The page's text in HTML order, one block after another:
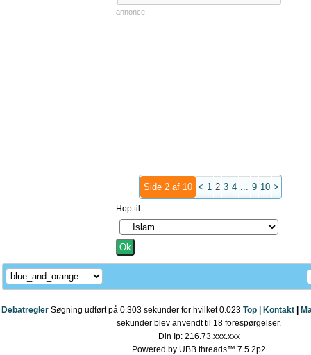
annonce
Side 2 af 10 < 1 2 3 4 ... 9 10 >
Hop til:
Debatregler Top | Kontakt
Søgning udført på 0.303 sekunder for hvilket 0.023
sekunder blev anvendt til 18 forespørgelser.
Din Ip: 216.73.xxx.xxx
Powered by UBB.threads™ 7.5.2p2